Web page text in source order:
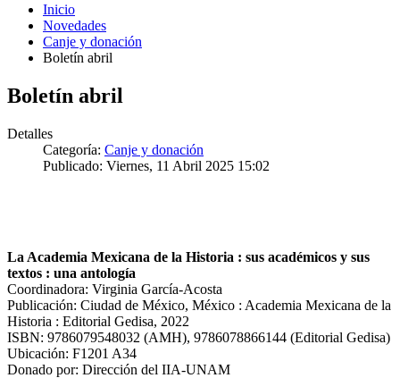
Inicio
Novedades
Canje y donación
Boletín abril
Boletín abril
Detalles
Categoría: Canje y donación
Publicado: Viernes, 11 Abril 2025 15:02
La Academia Mexicana de la Historia : sus académicos y sus
textos : una antología
Coordinadora: Virginia García-Acosta
Publicación: Ciudad de México, México : Academia Mexicana de la
Historia : Editorial Gedisa, 2022
ISBN: 9786079548032 (AMH), 9786078866144 (Editorial Gedisa)
Ubicación: F1201 A34
Donado por: Dirección del IIA-UNAM